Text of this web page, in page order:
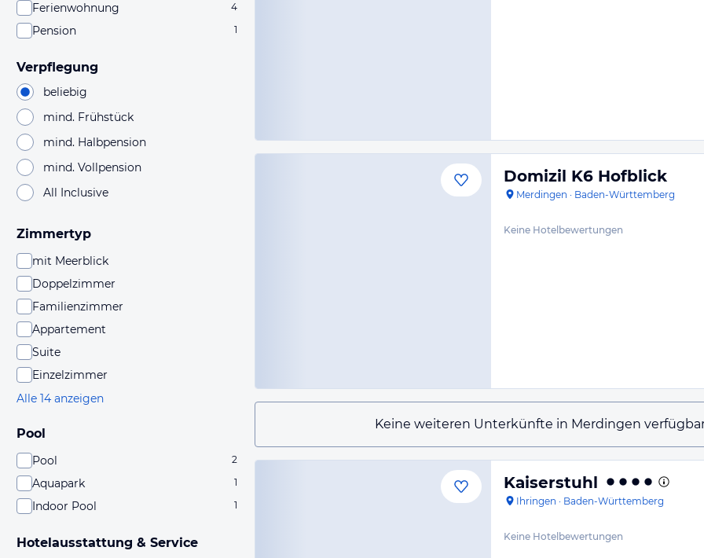
Ferienwohnung 4
Pension 1
Verpflegung
beliebig
mind. Frühstück
mind. Halbpension
mind. Vollpension
All Inclusive
Zimmertyp
mit Meerblick
Doppelzimmer
Familienzimmer
Appartement
Suite
Einzelzimmer
Alle 14 anzeigen
Pool
Pool 2
Aquapark 1
Indoor Pool 1
Hotelausstattung & Service
Domizil K6 Hofblick
Merdingen · Baden-Württemberg
Keine Hotelbewertungen
Keine weiteren Unterkünfte in Merdingen
Kaiserstuhl
Ihringen · Baden-Württemberg
Keine Hotelbewertungen